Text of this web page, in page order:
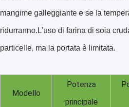
mangime galleggiante e se la
ridurranno.L'uso di farina di soia
particelle, ma la portata è limitata.
Modello
Potenza
principale